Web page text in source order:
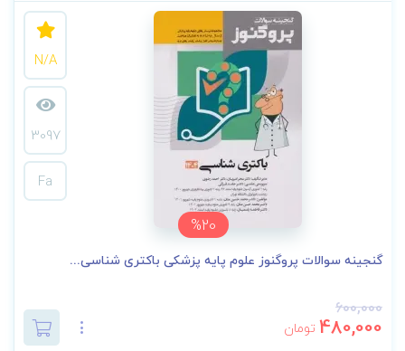
%20
N/A
3097
Fa
گنجینه سوالات پروگنوز علوم پایه پزشکی باکتری شناسی...
600,000
480,000 تومان